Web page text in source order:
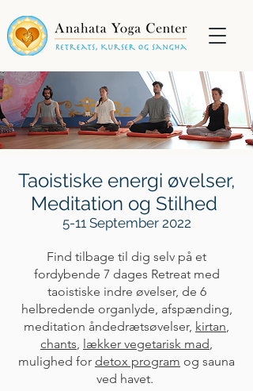
Taoistiske energi øvelser,
Meditation og Stilhed
5-11 September 2022
Find tilbage til dig selv på et
fordybende 7 dages Retreat med
taoistiske indre øvelser, de 6
helbredende organlyde, afspænding,
meditation åndedrætsøvelser, kirtan,
chants, lækker vegetarisk mad,
mulighed for detox program og sauna
ved havet.